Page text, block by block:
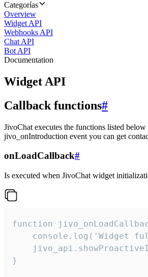
Categorías
Overview
Widget API
Webhooks API
Chat API
Bot API
Documentation
Widget API
Callback functions#
JivoChat executes the functions listed
jivo_onIntroduction event you can get
onLoadCallback#
Is executed when JivoChat widget
function
console.log('Widget
}